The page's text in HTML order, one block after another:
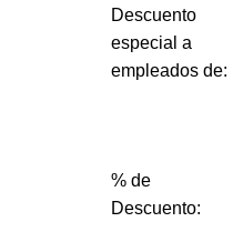
Descuento
especial a
empleados de:
% de
Descuento: